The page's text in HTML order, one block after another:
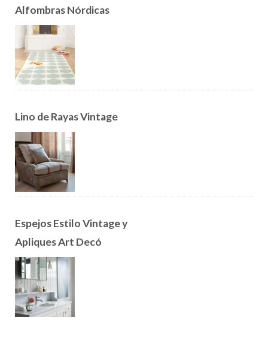
Alfombras Nórdicas
Lino de Rayas Vintage
Espejos Estilo Vintage y
Apliques Art Decó